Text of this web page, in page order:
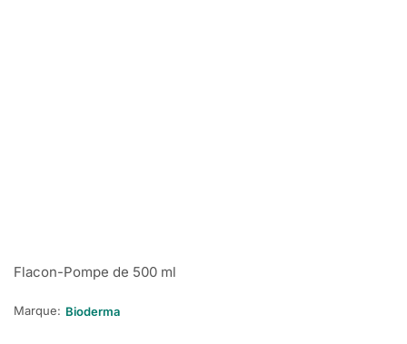
Flacon-Pompe de 500 ml
Marque: Bioderma